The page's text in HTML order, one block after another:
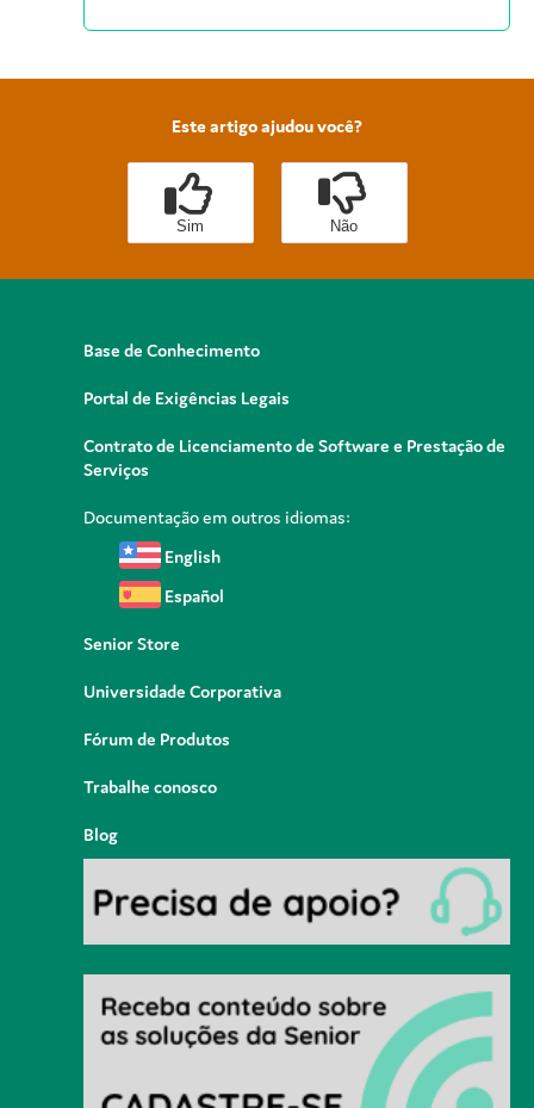
Este artigo ajudou você?
Sim Não
Base de Conhecimento
Portal de Exigências Legais
Contrato de Licenciamento de Software e Prestação de
Serviços
Documentação em outros idiomas:
English
Español
Senior Store
Universidade Corporativa
Fórum de Produtos
Trabalhe conosco
Blog